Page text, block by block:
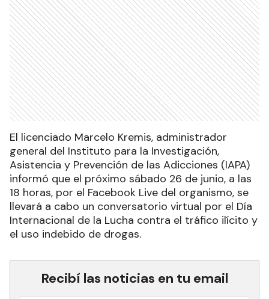
El licenciado Marcelo Kremis, administrador
general del Instituto para la Investigación,
Asistencia y Prevención de las Adicciones (IAPA)
informó que el próximo sábado 26 de junio, a las
18 horas, por el Facebook Live del organismo, se
llevará a cabo un conversatorio virtual por el Día
Internacional de la Lucha contra el tráfico ilícito y
el uso indebido de drogas.
Recibí las noticias en tu email